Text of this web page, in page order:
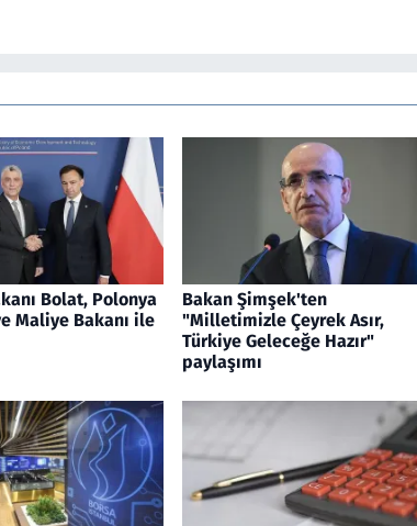
Bolat, Polonya
Maliye Bakanı ile
Bakan Şimşek'ten
"Milletimizle Çeyrek Asır,
Türkiye Geleceğe Hazır"
paylaşımı